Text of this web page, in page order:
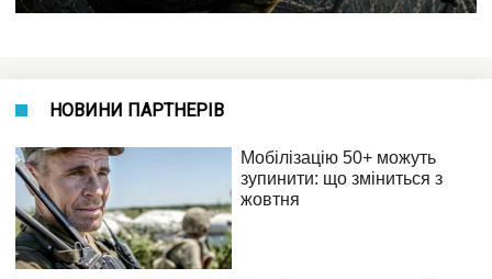
НОВИНИ ПАРТНЕРІВ